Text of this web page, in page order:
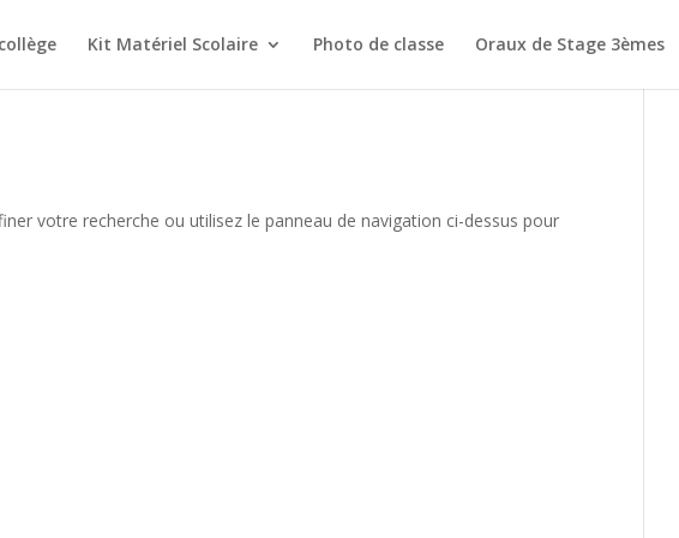
Kit Matériel Scolaire Photo de classe Oraux de Stage 3èmes
votre recherche ou utilisez le panneau de navigation ci-dessus pour